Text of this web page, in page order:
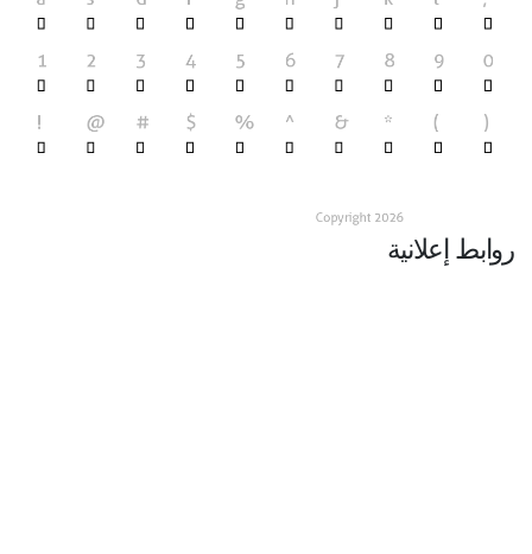
روابط إعلانية